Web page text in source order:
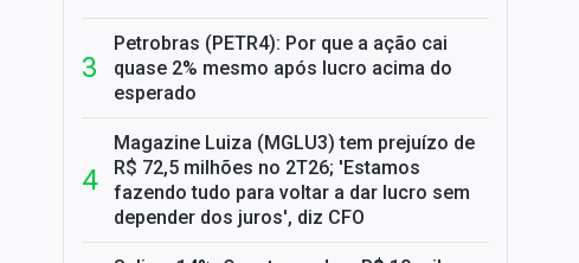
Petrobras (PETR4): Por que a ação cai
quase 2% mesmo após lucro acima do
esperado
Magazine Luiza (MGLU3) tem prejuízo de
R$ 72,5 milhões no 2T26; 'Estamos
fazendo tudo para voltar a dar lucro sem
depender dos juros', diz CFO